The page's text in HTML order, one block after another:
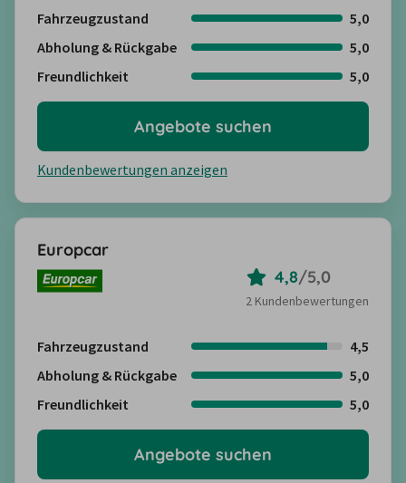
Fahrzeugzustand
5,0
Abholung & Rückgabe
5,0
Freundlichkeit
5,0
Kundenbewertungen anzeigen
Angebote suchen
Europcar
4,8/5,0
2 Kundenbewertungen
Fahrzeugzustand
4,5
Abholung & Rückgabe
5,0
Freundlichkeit
5,0
Angebote suchen